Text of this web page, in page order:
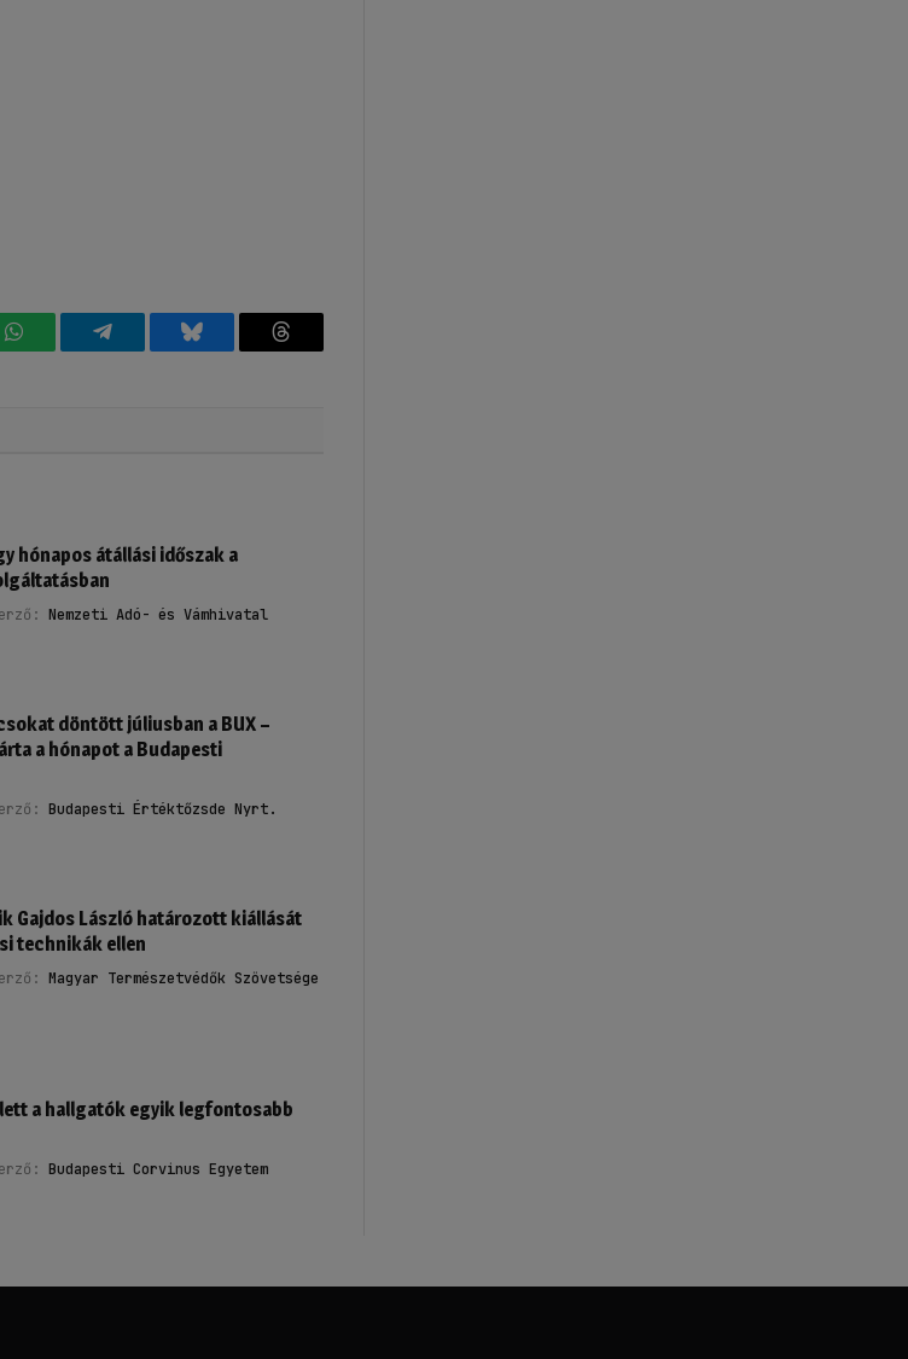
WhatsAppTelegram Bluesky Threads
hónapos átállási időszak a
Nemzeti Adó- és Vámhivatal
döntött júliusban a BUX –
a hónapot a Budapesti
Budapesti Értéktőzsde Nyrt.
Gajdos László határozott kiállását
technikák ellen
Magyar Természetvédők Szövetsége
a hallgatók egyik legfontosabb
Budapesti Corvinus Egyetem